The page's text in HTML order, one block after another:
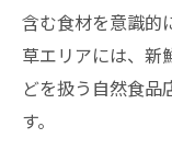
オーガ
果とは
浅草ヘ
含む食材を意識的
草エリアには、新
どを扱う自然食品
す。